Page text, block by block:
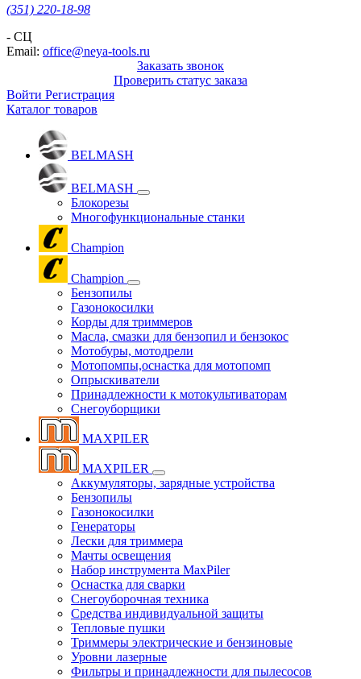
(351) 220-18-98
- СЦ
Email: office@neya-tools.ru
Заказать звонок
Проверить статус заказа
Войти Регистрация
Каталог товаров
BELMASH
BELMASH
Блокорезы
Многофункциональные станки
Champion
Champion
Бензопилы
Газонокосилки
Корды для триммеров
Масла, смазки для бензопил и бензокос
Мотобуры, мотодрели
Мотопомпы,оснастка для мотопомп
Опрыскиватели
Принадлежности к мотокультиваторам
Снегоуборщики
MAXPILER
MAXPILER
Аккумуляторы, зарядные устройства
Бензопилы
Газонокосилки
Генераторы
Лески для триммера
Мачты освещения
Набор инструмента MaxPiler
Оснастка для сварки
Снегоуборочная техника
Средства индивидуальной защиты
Тепловые пушки
Триммеры электрические и бензиновые
Уровни лазерные
Фильтры и принадлежности для пылесосов